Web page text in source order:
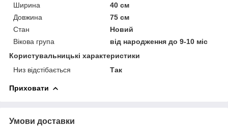
Ширина
40 см
Довжина
75 см
Стан
Новий
Вікова група
від народження до 9-10 міс
Користувальницькі характеристики
Низ відстібається
Так
Приховати
Умови доставки